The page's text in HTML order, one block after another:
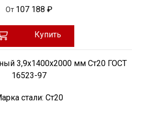
От 107 188 ₽
Купить
3,9х1400х2000 мм Ст20 ГОСТ
16523-97
стали: Ст20